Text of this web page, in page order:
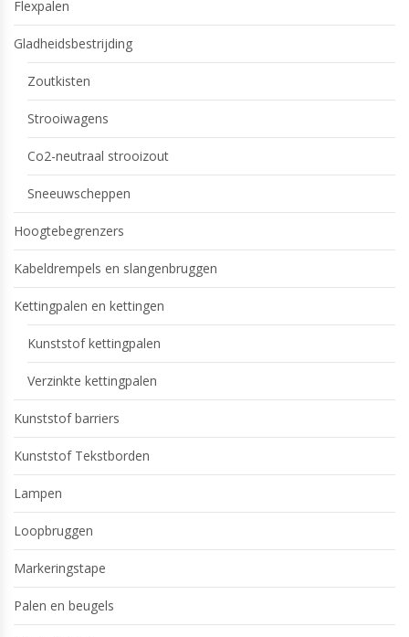
Flexpalen
Gladheidsbestrijding
Zoutkisten
Strooiwagens
Co2-neutraal strooizout
Sneeuwscheppen
Hoogtebegrenzers
Kabeldrempels en slangenbruggen
Kettingpalen en kettingen
Kunststof kettingpalen
Verzinkte kettingpalen
Kunststof barriers
Kunststof Tekstborden
Lampen
Loopbruggen
Markeringstape
Palen en beugels